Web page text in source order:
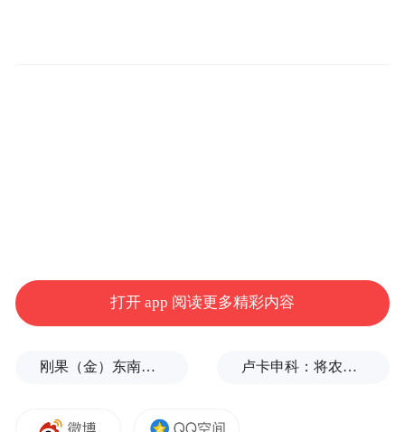
打开 app 阅读更多精彩内容
刚果（金）东南部中资企业钴产品铀含量超标？官方回应 卢卡申科：将农忙季节不好好干活的人都发配边疆充军！